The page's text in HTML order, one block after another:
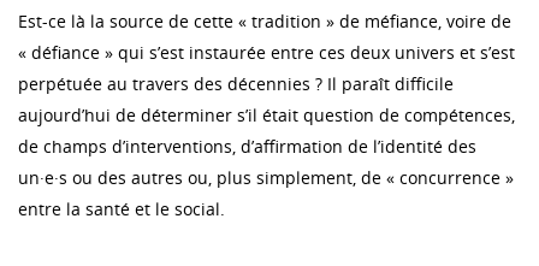
Est-ce là la source de cette « tradition » de méfiance, voire de
« défiance » qui s’est instaurée entre ces deux univers et s’est
perpétuée au travers des décennies ? Il paraît difficile
aujourd’hui de déterminer s’il était question de compétences,
de champs d’interventions, d’affirmation de l’identité des
un·e·s ou des autres ou, plus simplement, de « concurrence »
entre la santé et le social.